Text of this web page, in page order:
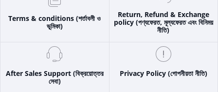
Terms & conditions (শর্তাবলী ও
ভূমিকা)
Return, Refund & Exchange
policy (পণ্যফেরত, মূল্যফেরত এবং বিনিময়
নীতি)
After Sales Support (বিক্রয়োত্তর
সেবা)
Privacy Policy (গোপনীয়তা নীতি)